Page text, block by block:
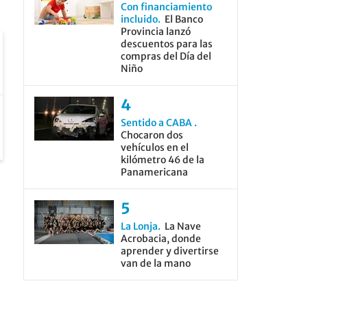
Con financiamiento
incluido
El Banco
Provincia lanzó
descuentos para las
compras del Día del
Niño
Sentido a CABA
Chocaron dos
vehículos en el
kilómetro 46 de la
Panamericana
La Lonja
La Nave
Acrobacia, donde
aprender y divertirse
van de la mano